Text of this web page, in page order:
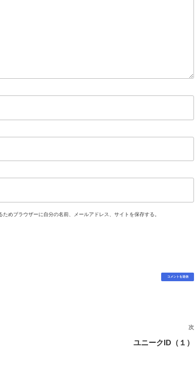
ためブラウザーに自分の名前、メールアドレス、サイトを保存する。
次
ユニークID（１）